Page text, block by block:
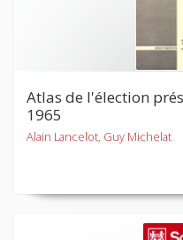
Atlas de l'élection
1965
Alain Lancelot, Guy Michelat